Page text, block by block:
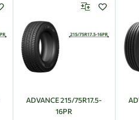
ADVANCE 215/75R17.5-
16PR